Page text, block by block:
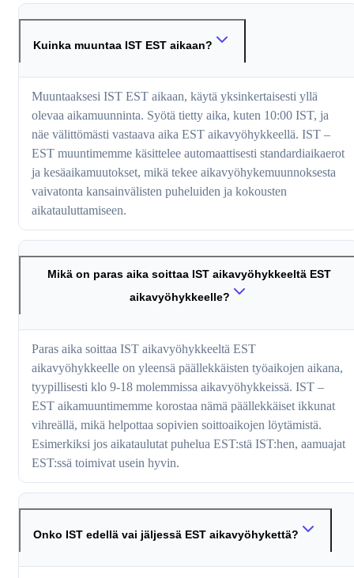
Kuinka muuntaa IST EST aikaan?
Muuntaaksesi IST EST aikaan, käytä yksinkertaisesti yllä
olevaa aikamuunninta. Syötä tietty aika, kuten 10:00 IST, ja
näe välittömästi vastaava aika EST aikavyöhykkeellä. IST –
EST muuntimemme käsittelee automaattisesti standardiaikaerot
ja kesäaikamuutokset, mikä tekee aikavyöhykemuunnoksesta
vaivatonta kansainvälisten puheluiden ja kokousten
aikatauluttamiseen.
Mikä on paras aika soittaa IST aikavyöhykkeeltä EST
aikavyöhykkeelle?
Paras aika soittaa IST aikavyöhykkeeltä EST
aikavyöhykkeelle on yleensä päällekkäisten työaikojen aikana,
tyypillisesti klo 9-18 molemmissa aikavyöhykkeissä. IST –
EST aikamuuntimemme korostaa nämä päällekkäiset ikkunat
vihreällä, mikä helpottaa sopivien soittoaikojen löytämistä.
Esimerkiksi jos aikataulutat puhelua EST:stä IST:hen, aamuajat
EST:ssä toimivat usein hyvin.
Onko IST edellä vai jäljessä EST aikavyöhykettä?